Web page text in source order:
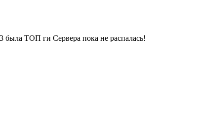
была ТОП ги Сервера пока не распалась!